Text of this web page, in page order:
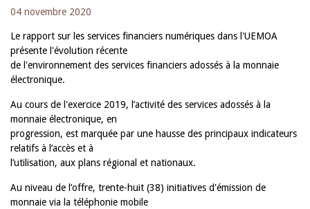
04 novembre 2020
Le rapport sur les services financiers numériques dans l'UEMOA
présente l'évolution récente
de l'environnement des services financiers adossés à la monnaie
électronique.
Au cours de l'exercice 2019, l’activité des services adossés à la
monnaie électronique, en
progression, est marquée par une hausse des principaux indicateurs
relatifs à l’accès et à
l’utilisation, aux plans régional et nationaux.
Au niveau de l’offre, trente-huit (38) initiatives d'émission de
monnaie via la téléphonie mobile